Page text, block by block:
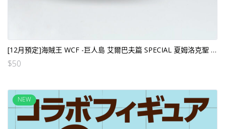
[12月預定]海賊王 WCF -巨人島 艾爾巴夫篇 SPECIAL 夏姆洛克聖 (行）[全數HK$110/訂$50]
$50
NEW